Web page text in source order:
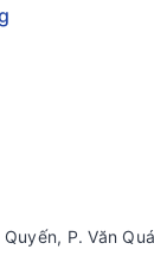
P. Văn